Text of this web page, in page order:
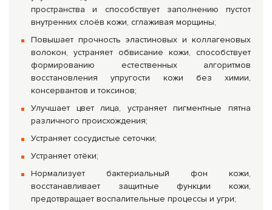
пространства и способствует заполнению пустот
внутренних слоёв кожи, сглаживая морщины;
Повышает прочность эластиновых и коллагеновых
волокон, устраняет обвисание кожи, способствует
формированию естественных алгоритмов
восстановления упругости кожи без химии,
консервантов и токсинов;
Улучшает цвет лица, устраняет пигментные пятна
различного происхождения;
Устраняет сосудистые сеточки;
Устраняет отёки;
Нормализует бактериальный фон кожи,
восстанавливает защитные функции кожи,
предотвращает воспалительные процессы и угри;